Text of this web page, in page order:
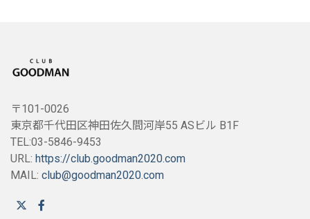
〒101-0026
東京都千代田区神田佐久間河岸55 ASビル B1F
TEL:03-5846-9453
URL: https://club.goodman2020.com
MAIL: club@goodman2020.com